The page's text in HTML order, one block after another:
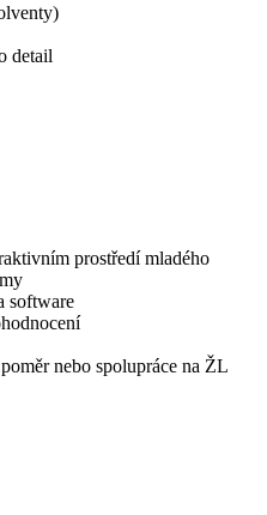
detail
prostředí mladého
software
nebo spolupráce na ŽL